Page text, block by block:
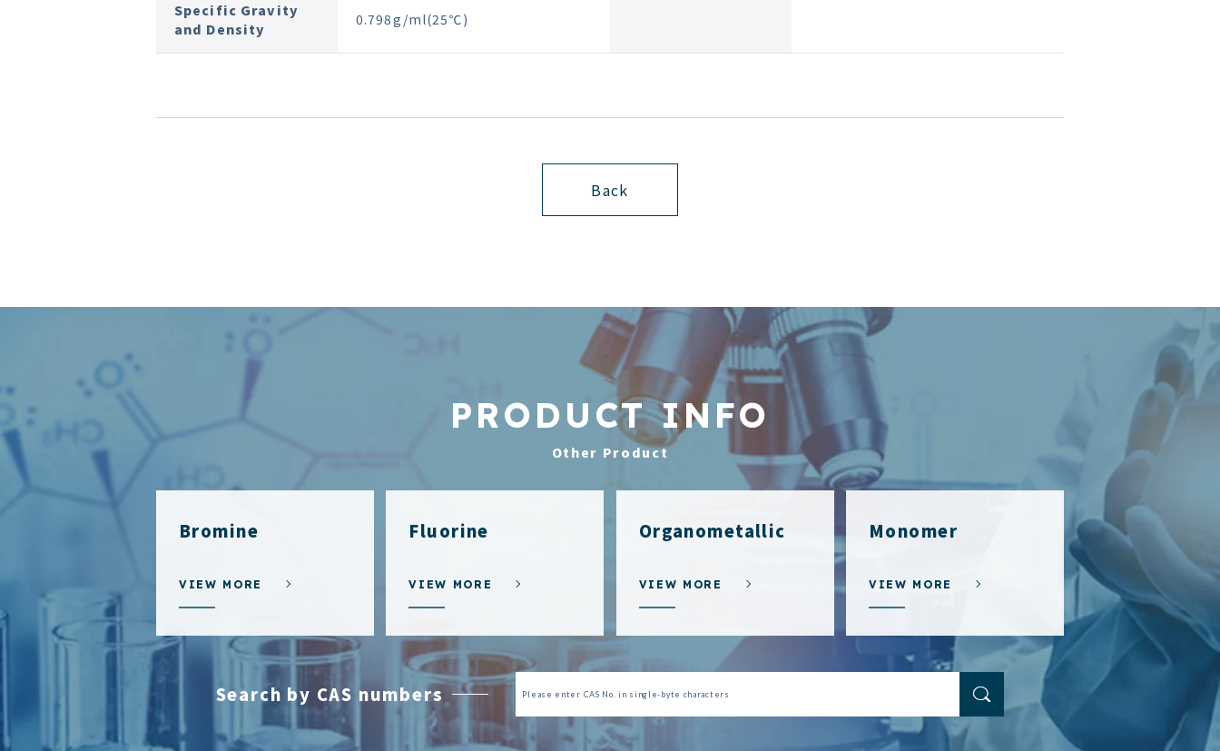
Specific Gravity
and Density
0.798g/ml(25℃)
Back
PRODUCT INFO
Other Product
Bromine
VIEW MORE
Fluorine
VIEW MORE
Organometallic
VIEW MORE
Monomer
VIEW MORE
Search by CAS numbers